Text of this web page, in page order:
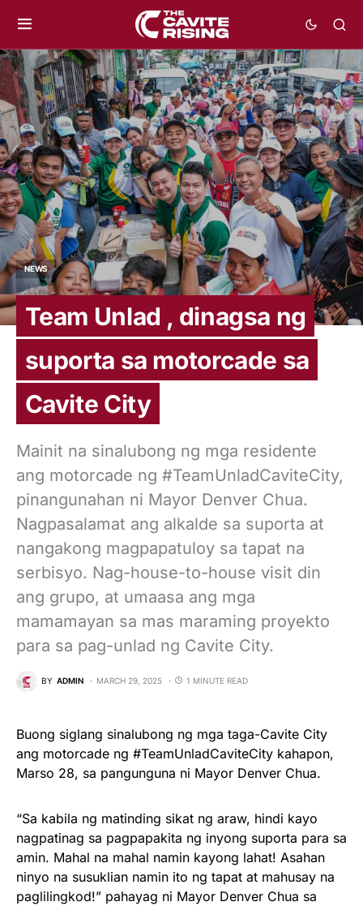
NEWS
Team Unlad , dinagsa ng
suporta sa motorcade sa
Cavite City
Mainit na sinalubong ng mga residente
ang motorcade ng #TeamUnladCaviteCity,
pinangunahan ni Mayor Denver Chua.
Nagpasalamat ang alkalde sa suporta at
nangakong magpapatuloy sa tapat na
serbisyo. Nag-house-to-house visit din
ang grupo, at umaasa ang mga
mamamayan sa mas maraming proyekto
para sa pag-unlad ng Cavite City.
BY ADMIN MARCH 29, 2025 1 MINUTE READ
Buong siglang sinalubong ng mga taga-Cavite City
ang motorcade ng #TeamUnladCaviteCity kahapon,
Marso 28, sa pangunguna ni Mayor Denver Chua.
“Sa kabila ng matinding sikat ng araw, hindi kayo
nagpatinag sa pagpapakita ng inyong suporta para sa
amin. Mahal na mahal namin kayong lahat! Asahan
ninyo na susuklian namin ito ng tapat at mahusay na
paglilingkod!” pahayag ni Mayor Denver Chua sa